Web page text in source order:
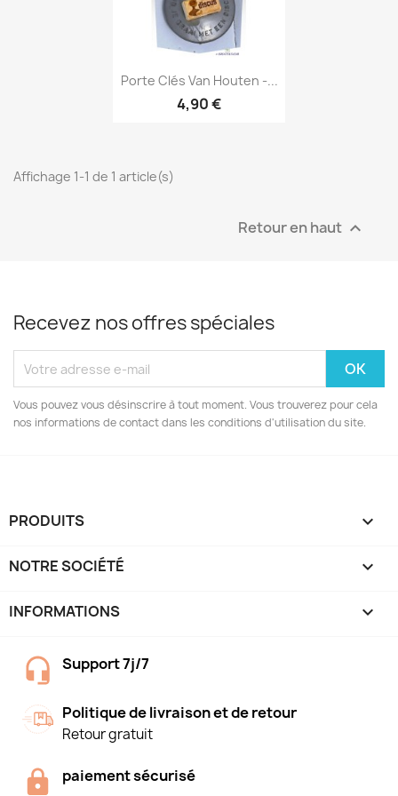
Aperçu rapide
Porte Clés Van Houten -...
4,90 €
Affichage 1-1 de 1 article(s)
Retour en haut 
Recevez nos offres spéciales
Vous pouvez vous désinscrire à tout moment. Vous trouverez pour cela
nos informations de contact dans les conditions d'utilisation du site.
PRODUITS 
NOTRE SOCIÉTÉ 
INFORMATIONS keyboard_arrow_down
Support 7j/7
Politique de livraison et de retour
Retour gratuit
paiement sécurisé